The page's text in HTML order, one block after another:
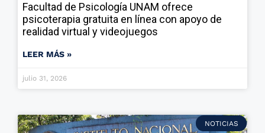
Facultad de Psicología UNAM ofrece
psicoterapia gratuita en línea con apoyo de
realidad virtual y videojuegos
LEER MÁS »
julio 31, 2026
NOTICIAS